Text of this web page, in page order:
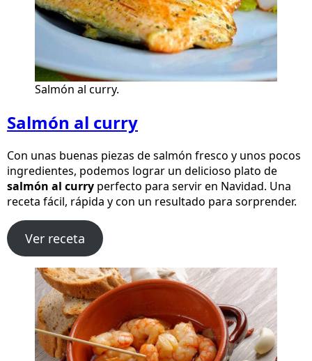
Salmón al curry.
Salmón al curry
Con unas buenas piezas de salmón fresco y unos pocos
ingredientes, podemos lograr un delicioso plato de
salmón al curry perfecto para servir en Navidad. Una
receta fácil, rápida y con un resultado para sorprender.
Ver receta